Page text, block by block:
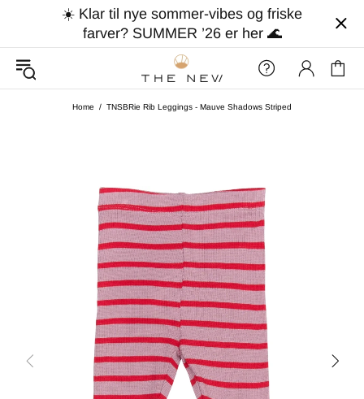
☀️ Klar til nye sommer-vibes og friske
farver? SUMMER ’26 er her 🌊
Home TNSBRie Rib Leggings - Mauve Shadows Striped